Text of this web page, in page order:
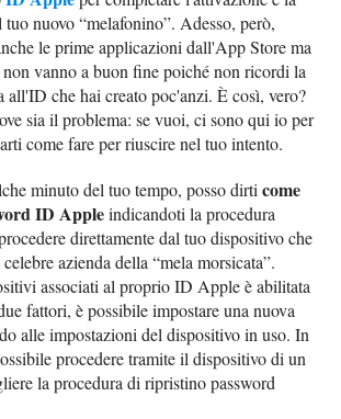
nuovo “melafonino”. Adesso, però,
le prime applicazioni dall'App Store ma
vanno a buon fine poiché non ricordi la
all'ID che hai creato poc'anzi. È così, vero?
sia il problema: se vuoi, ci sono qui io per
come fare per riuscire nel tuo intento.
minuto del tuo tempo, posso dirticome
ID Appleindicandoti la procedura
direttamente dal tuo dispositivo che
azienda della “mela morsicata”.
associati al proprio ID Apple è abilitata
fattori, è possibile impostare una nuova
alle impostazioni del dispositivo in uso. In
procedere tramite il dispositivo di un
la procedura di ripristino password